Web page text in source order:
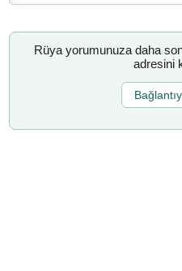
Rüya yorumunuza daha
adresini